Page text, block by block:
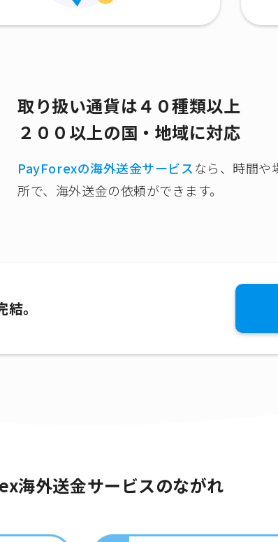
取り扱い通貨は４０種類以上
２００以上の国・地域に対応
PayForexの海外送金サービスなら、時間や
所で、海外送金の依頼ができます。
。
海外送金サービスのながれ